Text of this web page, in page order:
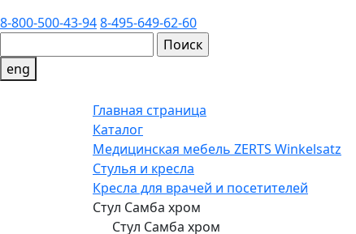
8-800-500-43-948-495-649-62-60
eng
Главная страница
Каталог
Медицинская мебель ZERTS Winkelsatz
Стулья и кресла
Кресла для врачей и посетителей
Стул Самба хром
Стул Самба хром